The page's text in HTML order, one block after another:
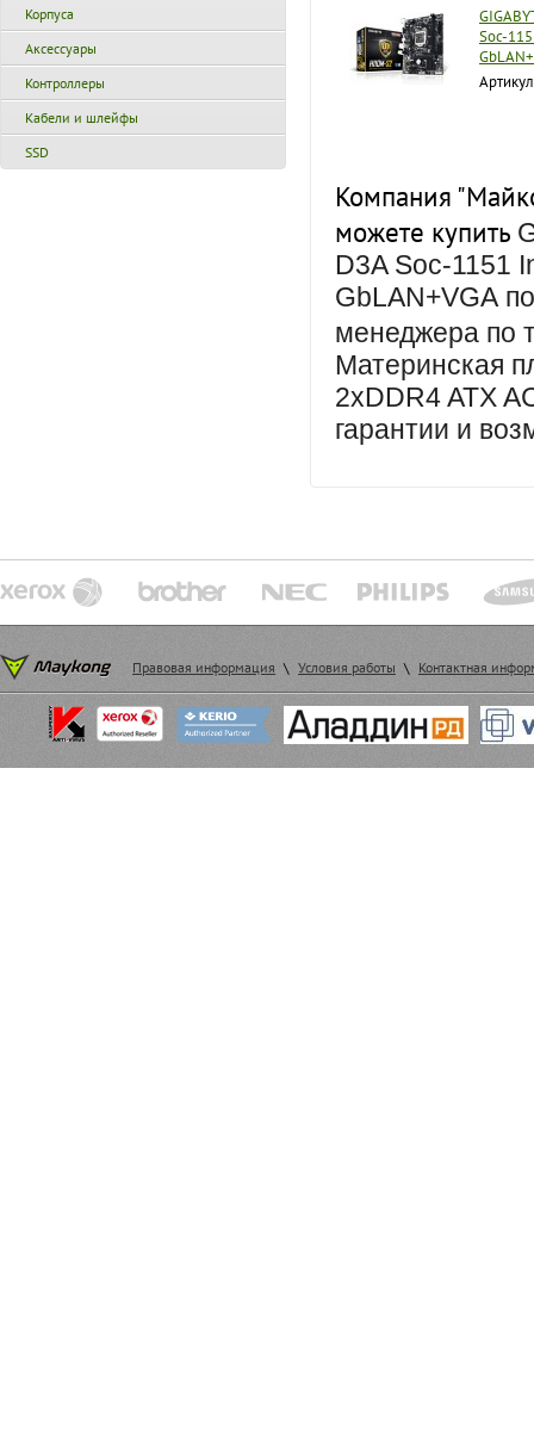
Корпуса
Аксессуары
Контроллеры
Кабели и шлейфы
SSD
Soc-
Компания
можете купить
D3A Soc-1151
GbLAN+VGA
менеджера по
Материнская
2xDDR4 ATX
гарантии и
Правовая информация \ Условия работы \ Контактная